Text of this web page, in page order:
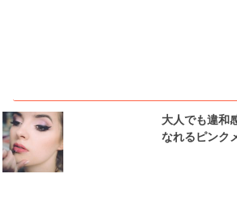
大人でも違和
なれるピンク